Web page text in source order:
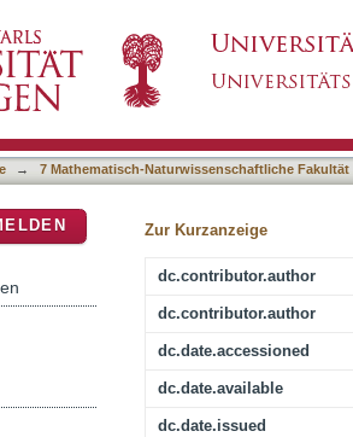
→ 7 Mathematisch-Naturwissenschaftliche Fakultät
Zur Kurzanzeige
dc.contributor.author
dc.contributor.author
dc.date.accessioned
dc.date.available
dc.date.issued